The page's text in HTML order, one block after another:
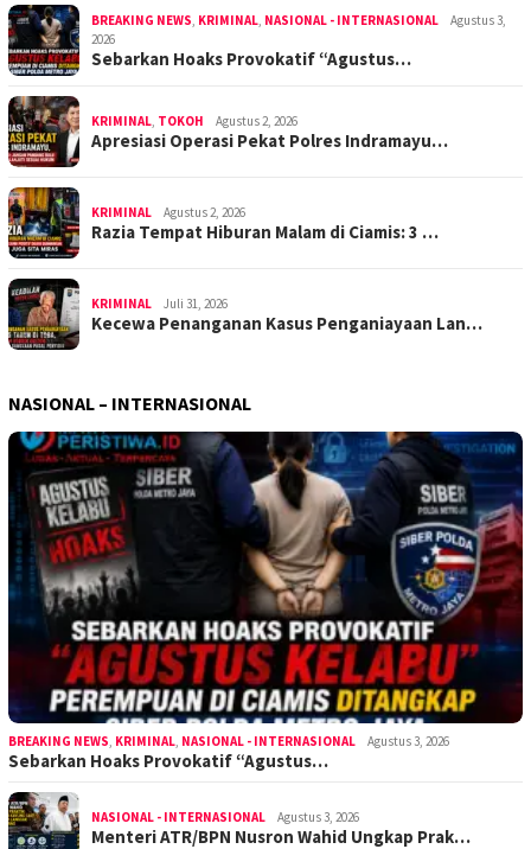
BREAKING NEWS, KRIMINAL, NASIONAL - INTERNASIONAL
Agustus 3,
2026
Sebarkan Hoaks Provokatif “Agustus…
KRIMINAL, TOKOH Agustus 2, 2026
Apresiasi Operasi Pekat Polres Indramayu…
KRIMINAL Agustus 2, 2026
Razia Tempat Hiburan Malam di Ciamis: 3 …
KRIMINAL Juli 31, 2026
Kecewa Penanganan Kasus Penganiayaan Lan…
NASIONAL – INTERNASIONAL
BREAKING NEWS, KRIMINAL, NASIONAL - INTERNASIONAL Agustus 3, 2026
Sebarkan Hoaks Provokatif “Agustus…
NASIONAL - INTERNASIONAL Agustus 3, 2026
Menteri ATR/BPN Nusron Wahid Ungkap Prak…